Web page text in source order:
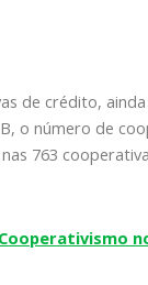
de crédito,
o número de
763